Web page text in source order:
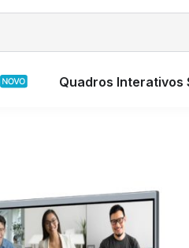
Quadros Interativos